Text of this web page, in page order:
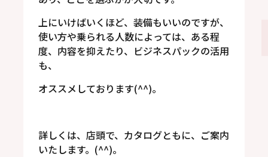
上にいけばいくほど、装備もいいのですが、
使い方や乗られる人数によっては、ある程
度、内容を抑えたり、ビジネスパックの活用
も、
オススメしております(^^)。
詳しくは、店頭で、カタログともに、ご案内
いたします。(^^)。